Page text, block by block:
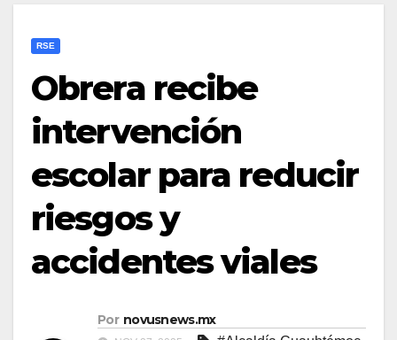
RSE
Obrera recibe
intervención
escolar para reducir
riesgos y
accidentes viales
Por novusnews.mx